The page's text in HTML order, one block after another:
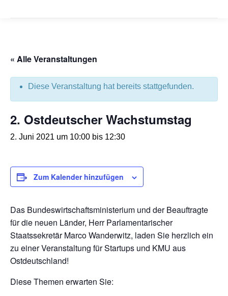
« Alle Veranstaltungen
Diese Veranstaltung hat bereits stattgefunden.
2. Ostdeutscher Wachstumstag
2. Juni 2021 um 10:00 bis 12:30
Das Bundeswirtschaftsministerium und der Beauftragte
für die neuen Länder, Herr Parlamentarischer
Staatssekretär Marco Wanderwitz, laden Sie herzlich ein
zu einer Veranstaltung für Startups und KMU aus
Ostdeutschland!
Diese Themen erwarten Sie:
Zum Kalender hinzufügen